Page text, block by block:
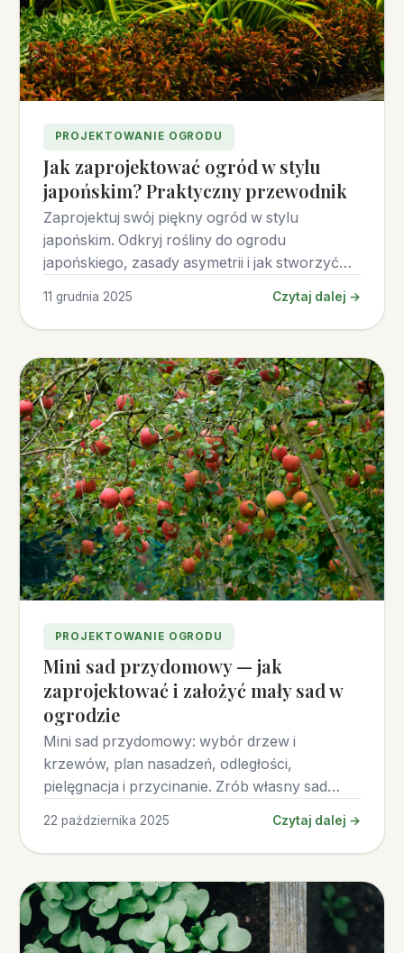
PROJEKTOWANIE OGRODU
Jak zaprojektować ogród w stylu
japońskim? Praktyczny przewodnik
Zaprojektuj swój piękny ogród w stylu
japońskim. Odkryj rośliny do ogrodu
japońskiego, zasady asymetrii i jak stworzyć
11 grudnia 2025 Czytaj dalej →
PROJEKTOWANIE OGRODU
Mini sad przydomowy — jak
zaprojektować i założyć mały sad w
ogrodzie
Mini sad przydomowy: wybór drzew i
krzewów, plan nasadzeń, odległości,
pielęgnacja i przycinanie. Zrób własny sad
22 października 2025 Czytaj dalej →